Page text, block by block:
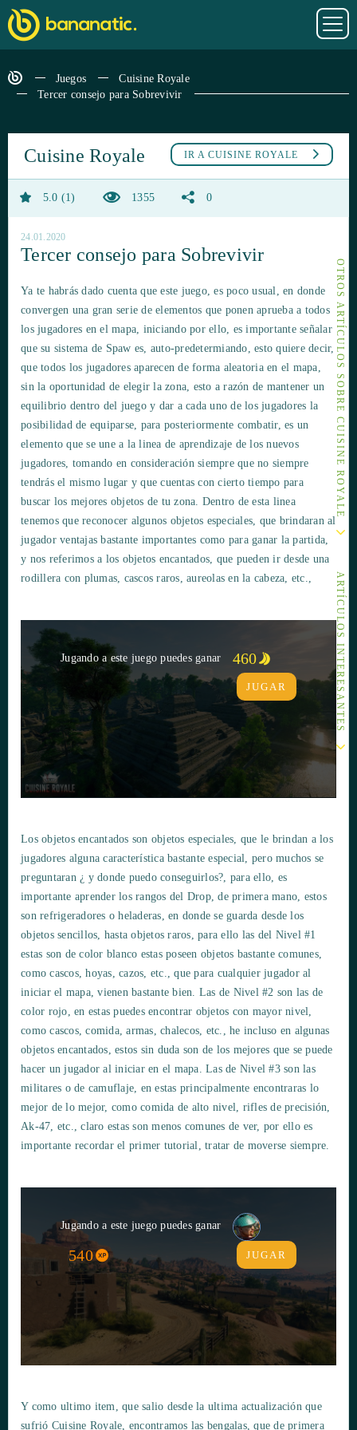
Juegos
Cuisine Royale
Tercer consejo para Sobrevivir
OTROS ARTÍCULOS SOBRE CUISINE ROYALE
ARTÍCULOS INTERESANTES
IR A CUISINE ROYALE
Cuisine Royale
5.0 1 1355 0
24.01.2020
Tercer consejo para Sobrevivir
Ya te habrás dado cuenta que este juego, es poco usual, en donde
convergen una gran serie de elementos que ponen aprueba a todos
los jugadores en el mapa, iniciando por ello, es importante señalar
que su sistema de Spaw es, auto-predetermiando, esto quiere decir,
que todos los jugadores aparecen de forma aleatoria en el mapa,
sin la oportunidad de elegir la zona, esto a razón de mantener un
equilibrio dentro del juego y dar a cada uno de los jugadores la
posibilidad de equiparse, para posteriormente combatir, es un
elemento que se une a la linea de aprendizaje de los nuevos
jugadores, tomando en consideración siempre que no siempre
tendrás el mismo lugar y que cuentas con cierto tiempo para
buscar los mejores objetos de tu zona. Dentro de esta linea
tenemos que reconocer algunos objetos especiales, que brindaran al
jugador ventajas bastante importantes como para ganar la partida,
y nos referimos a los objetos encantados, que pueden ir desde una
rodillera con plumas, cascos raros, aureolas en la cabeza, etc.,
Jugando a este juego puedes ganar 460
JUGAR
Los objetos encantados son objetos especiales, que le brindan a los
jugadores alguna característica bastante especial, pero muchos se
preguntaran ¿ y donde puedo conseguirlos?, para ello, es
importante aprender los rangos del Drop, de primera mano, estos
son refrigeradores o heladeras, en donde se guarda desde los
objetos sencillos, hasta objetos raros, para ello las del Nivel #1
estas son de color blanco estas poseen objetos bastante comunes,
como cascos, hoyas, cazos, etc., que para cualquier jugador al
iniciar el mapa, vienen bastante bien. Las de Nivel #2 son las de
color rojo, en estas puedes encontrar objetos con mayor nivel,
como cascos, comida, armas, chalecos, etc., he incluso en algunas
objetos encantados, estos sin duda son de los mejores que se puede
hacer un jugador al iniciar en el mapa. Las de Nivel #3 son las
militares o de camuflaje, en estas principalmente encontraras lo
mejor de lo mejor, como comida de alto nivel, rifles de precisión,
Ak-47, etc., claro estas son menos comunes de ver, por ello es
importante recordar el primer tutorial, tratar de moverse siempre.
Jugando a este juego puedes ganar
540 JUGAR
Y como ultimo item, que salio desde la ultima actualización que
sufrió Cuisine Royale, encontramos las bengalas, que de primera